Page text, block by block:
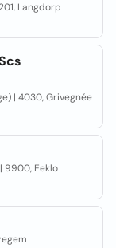
Langdorp
| 4030, Grivegnée
9900, Eeklo